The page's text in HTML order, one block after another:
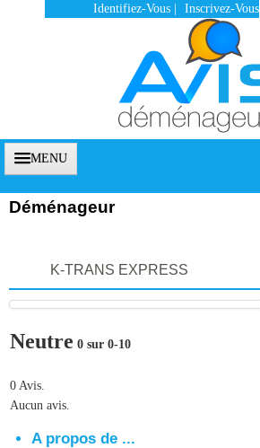
Identifiez-Vous Inscrivez-Vous
MENU
Vous Êtes Un Client
Qui Sommes-Nous ?
Pourquoi Nous Faire Confiance ?
Déménageur
K-TRANS EXPRESS
Neutre 0 sur 0-10
0 Avis.
Aucun avis.
A propos de ...